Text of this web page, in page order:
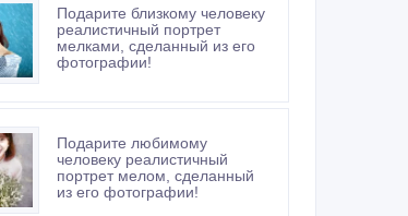
Подарите близкому человеку
реалистичный портрет
мелками, сделанный из его
фотографии!
Подарите любимому
человеку реалистичный
портрет мелом, сделанный
из его фотографии!